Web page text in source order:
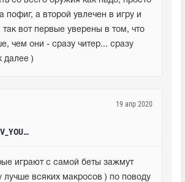
пофиг, а второй увлечен в игру и
так вот первые уверены в том, что
чем они - сразу читер... сразу
далее )
MOZOLEV_YOUTUBE
19 апр 2020
играют с самой беты зажмут
лучше всяких макросов ) по поводу